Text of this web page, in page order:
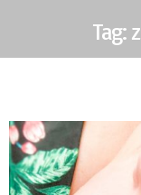
Tag: